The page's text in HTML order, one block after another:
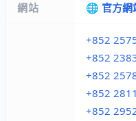
網站 🌐 官方網
+852
+852
+852
+852
+852